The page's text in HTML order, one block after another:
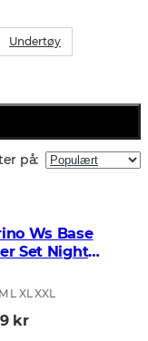
Undertøy
på:
Ws Base
Set Night
L XL XXL
kr